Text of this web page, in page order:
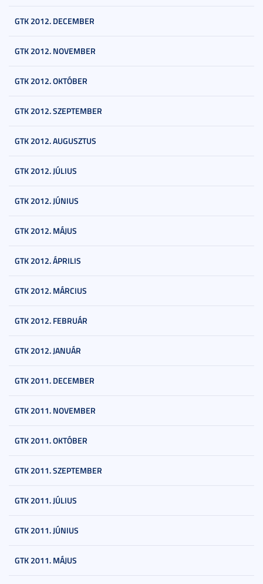
GTK 2012. DECEMBER
GTK 2012. NOVEMBER
GTK 2012. OKTÓBER
GTK 2012. SZEPTEMBER
GTK 2012. AUGUSZTUS
GTK 2012. JÚLIUS
GTK 2012. JÚNIUS
GTK 2012. MÁJUS
GTK 2012. ÁPRILIS
GTK 2012. MÁRCIUS
GTK 2012. FEBRUÁR
GTK 2012. JANUÁR
GTK 2011. DECEMBER
GTK 2011. NOVEMBER
GTK 2011. OKTÓBER
GTK 2011. SZEPTEMBER
GTK 2011. JÚLIUS
GTK 2011. JÚNIUS
GTK 2011. MÁJUS